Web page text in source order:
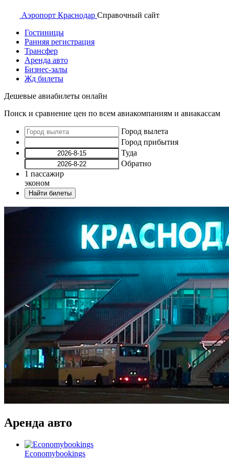
Аэропорт Краснодар Справочный сайт
Гостиницы
Ранняя регистрация
Трансфер
Аренда авто
Бизнес-залы
Жд билеты
Дешевые авиабилеты онлайн
Поиск и сравнение цен по всем авиакомпаниям и авиакассам
Город вылета
Город прибытия
Туда
Обратно
1 пассажир
эконом
Найти билеты
Аренда авто
Economybookings